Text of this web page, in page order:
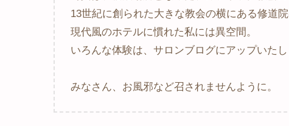
13世紀に創られた大きな教会の横にある修道
現代風のホテルに慣れた私には異空間。
いろんな体験は、サロンブログにアップいた
みなさん、お風邪など召されませんように。